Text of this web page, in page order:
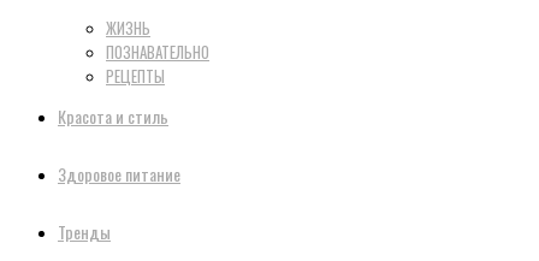
ЖИЗНЬ
ПОЗНАВАТЕЛЬНО
РЕЦЕПТЫ
Красота и стиль
Здоровое питание
Тренды